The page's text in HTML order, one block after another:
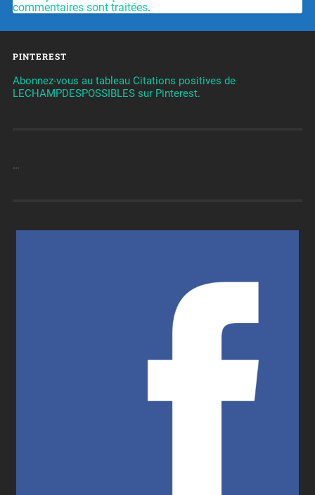
commentaires sont traitées.
PINTEREST
Abonnez-vous au tableau Citations positives de
LECHAMPDESPOSSIBLES sur Pinterest.
…